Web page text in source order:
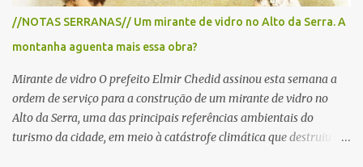
para cerca de 2.000 ciclistas, às 6h30. De acordo com o
cronograma da organização e de todas as prefeituras envolvidas,
as interdições ocorrerão de forma programada e os trechos serão
//NOTAS SERRANAS// Um mirante de vidro no Alto da Serra. A
montanha aguenta mais essa obra?
Mirante de vidro O prefeito Elmir Chedid assinou esta semana a
ordem de serviço para a construção de um mirante de vidro no
Alto da Serra, uma das principais referências ambientais do
turismo da cidade, em meio à catástrofe climática que destruiu o